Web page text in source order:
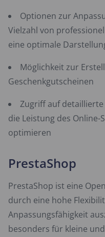
Optionen zur
Vielzahl von
eine optimale
Möglichkeit zur
Geschenkgutscheinen
Zugriff auf
die Leistung des
optimieren
PrestaShop
PrestaShop ist eine
durch eine hohe
Anpassungsfähigkeit
besonders für kleine